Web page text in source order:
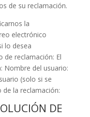
de su reclamación.
la
electrónico
lo desea
de reclamación: El
Nombre del usuario:
(solo si se
de la reclamación:
DE